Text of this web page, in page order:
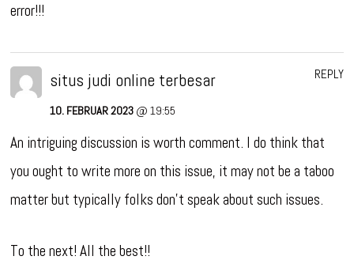
error!!!
situs judi online terbesar
10. FEBRUAR 2023 @ 19:55
An intriguing discussion is worth comment. I do think that
you ought to write more on this issue, it may not be a taboo
matter but typically folks don’t speak about such issues.
To the next! All the best!!
REPLY